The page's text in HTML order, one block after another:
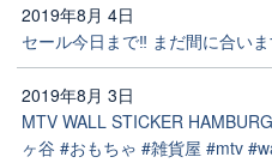
2019年8月 4日
セール今日まで‼️ まだ間に合い
2019年8月 3日
MTV WALL STICKER
ヶ谷 #おもちゃ #雑貨屋 #mtv